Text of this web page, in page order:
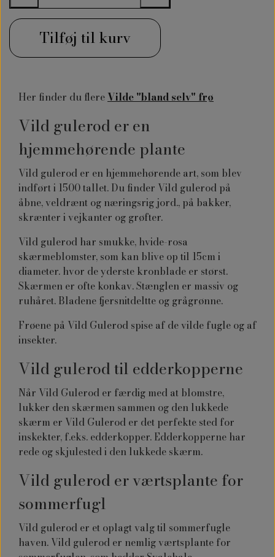
Tilføj til kurv
Her finder du flereVilde "bland selv" frø
Vild gulerod er en
hjemmehørende plante
Vild gulerod er en hjemmehørende art, som blev
indført i 1500 tallet. Du finder Vild gulerod på
åbne, veldrænt og næringsrig jord., på bakker,
skrænter i vejkanter og grøfter.
Vild gulerod har smukke, hvide-rosa
skærmeblomster, som kan blive op til 15cm i
diameter. hvor de yderste kronblade er størst.
Skærmen er ofte konkav. Stænglen er massiv og
ruhåret. Bladene fjersnitdeltte og grågrønne.
Frøene på Vild Gulerod spise af de vilde fugle og af
insekter.
Vild gulerod til edderkopperne
Når Vild Gulerod er færdig med at blomstre,
lukker den skærmen sammen og den lukkede
skærm er Vild Gulerod er det perfekte sted for
inskekter, f.eks. edderkopper. Edderkopperne har
rede og skjulested i den lukkede skærm.
Vild gulerod er værtsplante for
sommerfugl
Vild gulerod er et oplagt valg til sommerfugle
haven. Vild gulerod er nemlig værtsplante for